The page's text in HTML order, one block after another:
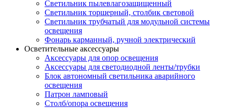
Светильник пылевлагозащищенный
Светильник торшерный, столбик световой
Светильник трубчатый для модульной системы
освещения
Фонарь карманный, ручной электрический
Осветительные аксессуары
Аксессуары для опор освещения
Аксессуары для светодиодной ленты/трубки
Блок автономный светильника аварийного
освещения
Патрон ламповый
Столб/опора освещения